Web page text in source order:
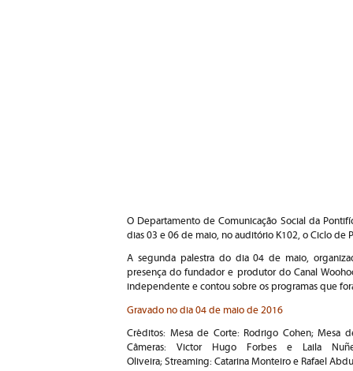
O Departamento de Comunicação Social da
dias 03 e 06 de maio, no auditório K102, o Ciclo de
A segunda palestra do dia 04 de maio,
presença do fundador e produtor do Canal
independente e contou sobre os programas que
Gravado no dia 04 de maio de 2016
Créditos: Mesa de Corte: Rodrigo Cohen; Mesa
Câmeras: Victor Hugo Forbes e Laila
Oliveira; Streaming: Catarina Monteiro e Rafael